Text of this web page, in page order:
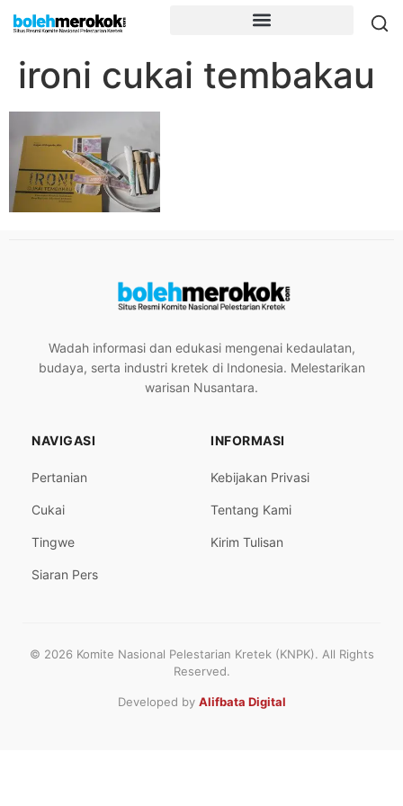
ironi cukai tembakau
Wadah informasi dan edukasi mengenai kedaulatan,
budaya, serta industri kretek di Indonesia. Melestarikan
warisan Nusantara.
NAVIGASI
Pertanian
Cukai
Tingwe
Siaran Pers
INFORMASI
Kebijakan Privasi
Tentang Kami
Kirim Tulisan
© 2026 Komite Nasional Pelestarian Kretek (KNPK). All Rights
Reserved.
Developed by Alifbata Digital